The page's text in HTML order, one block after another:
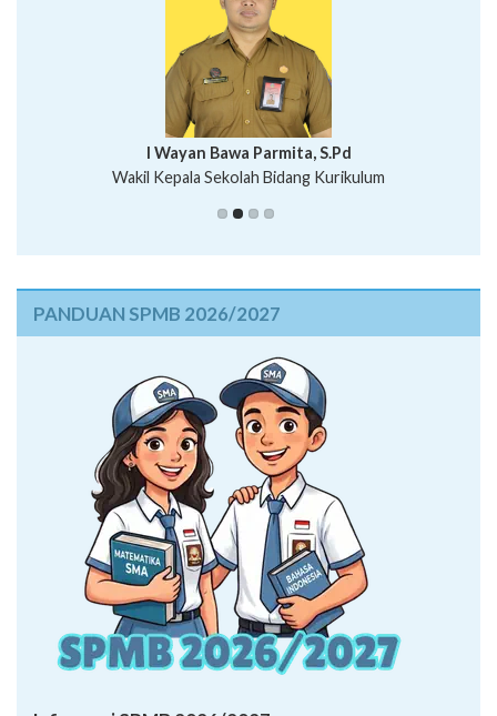
Putu Suhartana, S.Pd.
I Wayan Bawa Parmita, S.Pd
Wakil Kepala Sekolah Bidang Kurikulum
I Wayan Gede Aditya Pratita, S.Pd., M.Sn
Ni Wayan Nopi Sutantri, S.Pd.
PANDUAN SPMB 2026/2027